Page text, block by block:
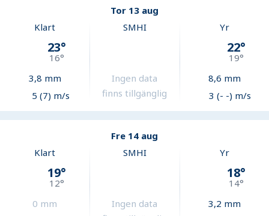
Tor 13 aug
Klart
23°
16°
3,8 mm
5 (7) m/s
SMHI
Ingen data
finns tillgänglig
Yr
22°
19°
8,6 mm
3 (- -) m/s
Fre 14 aug
Klart
19°
12°
0 mm
SMHI
Ingen data
Yr
18°
14°
3,2 mm